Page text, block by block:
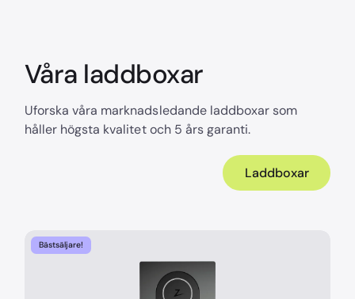
Våra laddboxar
Uforska våra marknadsledande laddboxar som
håller högsta kvalitet och 5 års garanti.
Laddboxar
Bästsäljare!